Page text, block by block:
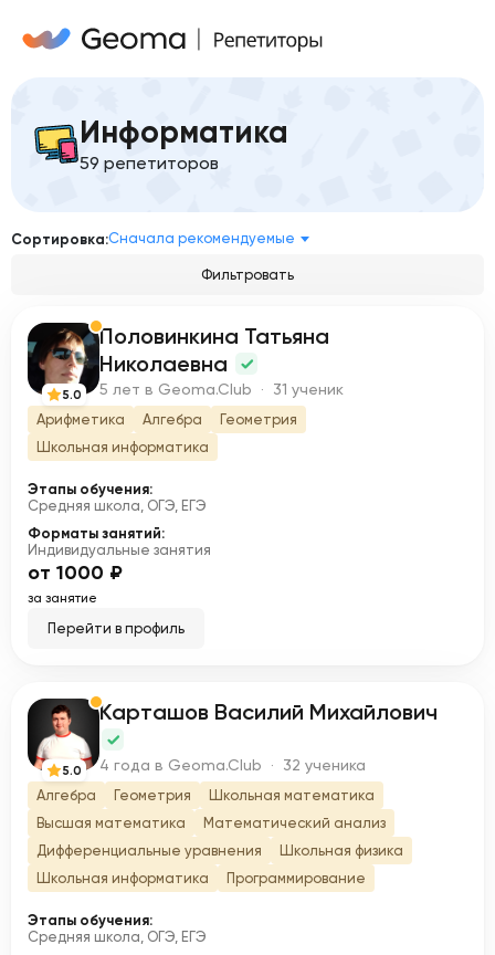
Информатика
59 репетиторов
Сортировка:Сначала рекомендуемые
Фильтровать
П
5.0
Половинкина Татьяна
Николаевна
5 лет в Geoma.Club · 31 ученик
Арифметика Алгебра
Геометрия
Школьная информатика
Этапы обучения:
Средняя школа, ОГЭ, ЕГЭ
Форматы занятий:
Индивидуальные занятия
от 1000 ₽
за занятие
Перейти в профиль
К
5.0
Карташов Василий Михайлович
4 года в Geoma.Club · 32 ученика
Алгебра Геометрия
Школьная математика
Высшая математика
Математический анализ
Дифференциальные уравнения
Школьная физика
Школьная информатика
Программирование
Этапы обучения:
Средняя школа, ОГЭ, ЕГЭ